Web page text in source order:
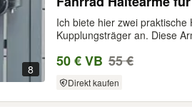
8
Ich biete hier zwei
Kupplungsträger an. Diese
50 € VB 55 €
Direkt kaufen